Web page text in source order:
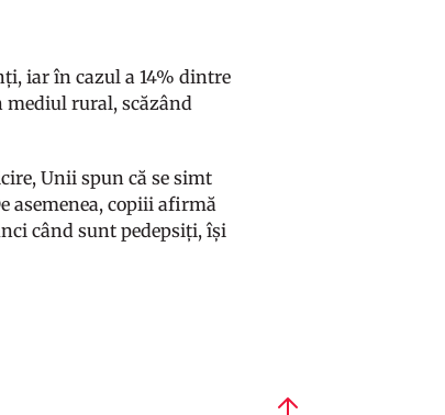
iar în cazul a 14% dintre
mediul rural, scăzând
Unii spun că se simt
asemenea, copiii afirmă
când sunt pedepsiți, își